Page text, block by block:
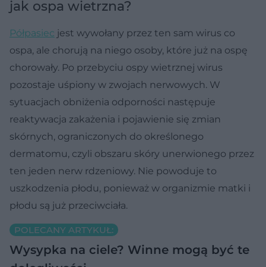
jak ospa wietrzna?
Półpasiec jest wywołany przez ten sam wirus co
ospa, ale chorują na niego osoby, które już na ospę
chorowały. Po przebyciu ospy wietrznej wirus
pozostaje uśpiony w zwojach nerwowych. W
sytuacjach obniżenia odporności następuje
reaktywacja zakażenia i pojawienie się zmian
skórnych, ograniczonych do określonego
dermatomu, czyli obszaru skóry unerwionego przez
ten jeden nerw rdzeniowy. Nie powoduje to
uszkodzenia płodu, ponieważ w organizmie matki i
płodu są już przeciwciała.
POLECANY ARTYKUŁ:
Wysypka na ciele? Winne mogą być te